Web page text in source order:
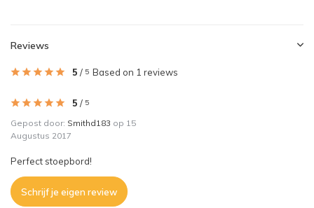
Reviews
5 / 5 Based on 1 reviews
5 / 5
Gepost door: Smithd183 op 15
Augustus 2017
Perfect stoepbord!
Schrijf je eigen review